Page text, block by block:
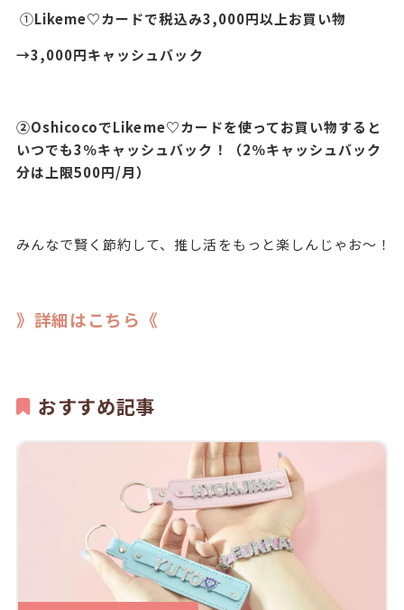
①Likeme♡カードで税込み3,000円以上お買い物
→3,000円キャッシュバック
②OshicocoでLikeme♡カードを使ってお買い物すると
いつでも3％キャッシュバック！（2％キャッシュバック
分は上限500円/月）
みんなで賢く節約して、推し活をもっと楽しんじゃお～！
》詳細はこちら《
おすすめ記事